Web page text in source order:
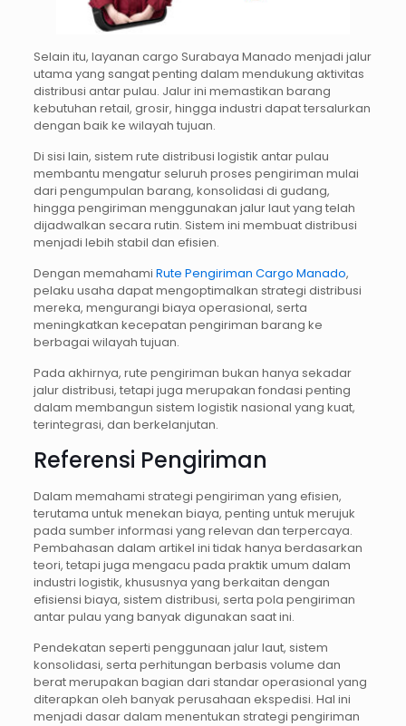
Selain itu, layanan cargo Surabaya Manado menjadi jalur
utama yang sangat penting dalam mendukung aktivitas
distribusi antar pulau. Jalur ini memastikan barang
kebutuhan retail, grosir, hingga industri dapat tersalurkan
dengan baik ke wilayah tujuan.
Di sisi lain, sistem rute distribusi logistik antar pulau
membantu mengatur seluruh proses pengiriman mulai
dari pengumpulan barang, konsolidasi di gudang,
hingga pengiriman menggunakan jalur laut yang telah
dijadwalkan secara rutin. Sistem ini membuat distribusi
menjadi lebih stabil dan efisien.
Dengan memahami Rute Pengiriman Cargo Manado,
pelaku usaha dapat mengoptimalkan strategi distribusi
mereka, mengurangi biaya operasional, serta
meningkatkan kecepatan pengiriman barang ke
berbagai wilayah tujuan.
Pada akhirnya, rute pengiriman bukan hanya sekadar
jalur distribusi, tetapi juga merupakan fondasi penting
dalam membangun sistem logistik nasional yang kuat,
terintegrasi, dan berkelanjutan.
Referensi Pengiriman
Dalam memahami strategi pengiriman yang efisien,
terutama untuk menekan biaya, penting untuk merujuk
pada sumber informasi yang relevan dan terpercaya.
Pembahasan dalam artikel ini tidak hanya berdasarkan
teori, tetapi juga mengacu pada praktik umum dalam
industri logistik, khususnya yang berkaitan dengan
efisiensi biaya, sistem distribusi, serta pola pengiriman
antar pulau yang banyak digunakan saat ini.
Pendekatan seperti penggunaan jalur laut, sistem
konsolidasi, serta perhitungan berbasis volume dan
berat merupakan bagian dari standar operasional yang
diterapkan oleh banyak perusahaan ekspedisi. Hal ini
menjadi dasar dalam menentukan strategi pengiriman